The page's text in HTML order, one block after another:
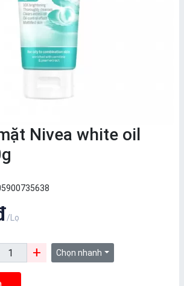
Nivea white oil
/Lọ
+ Chọn nhanh